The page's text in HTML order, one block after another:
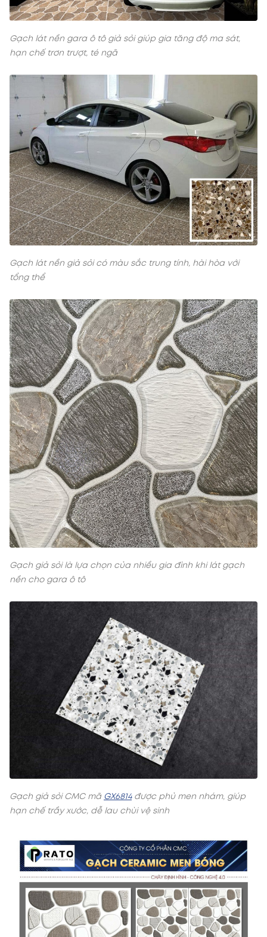
Gạch lát nền gara ô tô giả sỏi giúp gia tăng độ ma sát,
hạn chế trơn trượt, té ngã
Gạch lát nền giả sỏi có màu sắc trung tính, hài hòa với
tổng thể
Gạch giả sỏi là lựa chọn của nhiều gia đình khi lát gạch
nền cho gara ô tô
Gạch giả sỏi CMC mã GX6814được phủ men nhám, giúp
hạn chế trầy xước, dễ lau chùi vệ sinh